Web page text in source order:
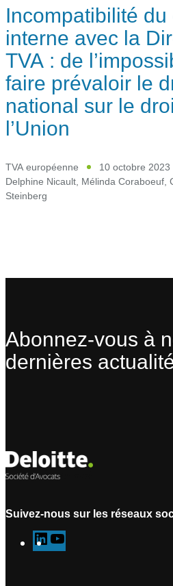
Incompatibilité du
interne avec la
TVA : de
faire prévaloir le
national sur le
l’Union
TVA européenne
10 octobre 2023
Delphine Nicault, Mélinda Coraboeuf,
Steinberg
Abonnez-vous à
dernières
Suivez-nous sur les réseaux
L
i
o